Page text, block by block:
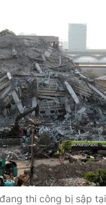
thi công bị sập